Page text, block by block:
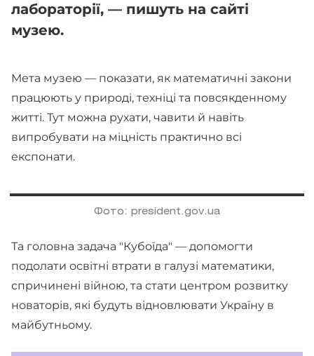
лабораторії, — пишуть на сайті
музею.
Мета музею — показати, як математичні закони
працюють у природі, техніці та повсякденному
житті. Тут можна рухати, чавити й навіть
випробувати на міцність практично всі
експонати.
Фото: president.gov.ua
Та головна задача "Кубоїда" — допомогти
подолати освітні втрати в галузі математики,
спричинені війною, та стати центром розвитку
новаторів, які будуть відновлювати Україну в
майбутньому.